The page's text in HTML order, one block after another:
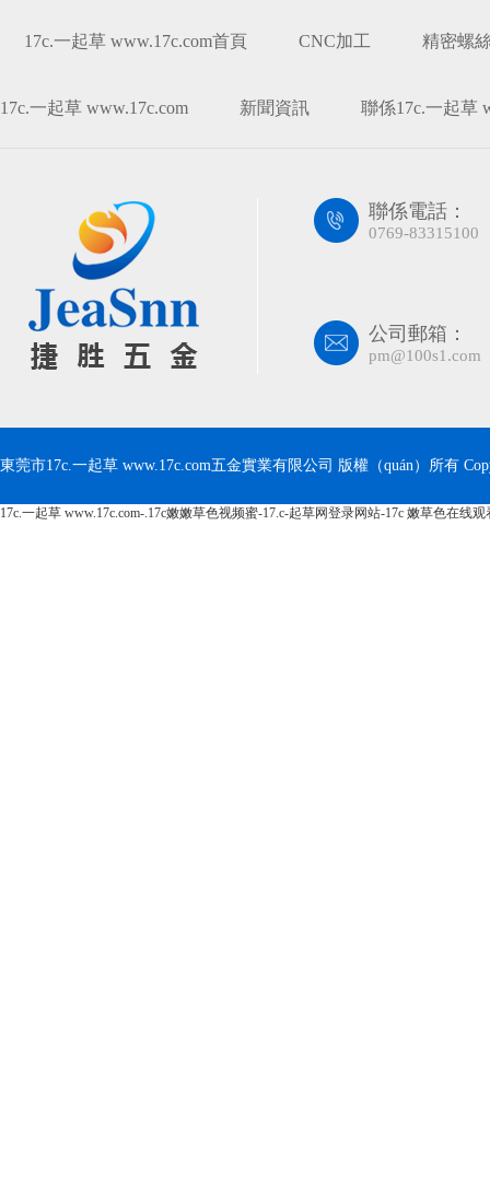
17c.一起草 www.17c.com首頁 CNC加工 精密螺
17c.一起草 www.17c.com 新聞資訊 聯係17c.一起草
聯係電話：
0769-83315100
公司郵箱：
pm@100s1.com
東莞市17c.一起草 www.17c.com五金實業有限公司 版權（quán）所有
17c.一起草 www.17c.com-.17c嫩嫩草色视频蜜-17.c-起草网登录网站-17c 嫩草色在线观